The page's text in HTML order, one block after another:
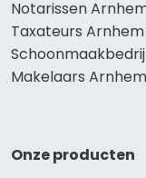
Notarissen
Taxateurs Arnhem
Makelaars Arnhem
Onze producten